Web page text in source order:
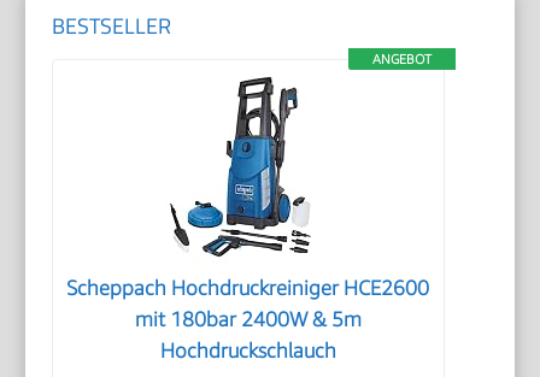
BESTSELLER
ANGEBOT
Scheppach Hochdruckreiniger HCE2600
mit 180bar 2400W & 5m
Hochdruckschlauch